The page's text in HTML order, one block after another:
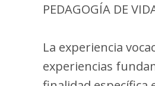
PEDAGOGÍA DE
La experiencia
experiencias